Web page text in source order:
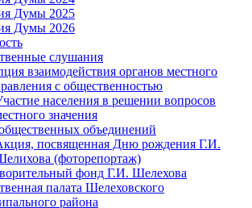
Думы 2025
Думы 2026
слушания
взаимодействия органов местного
с общественностью
населения в решении вопросов
значения
объединений
посвященная Дню рождения Г.И.
(фоторепортаж)
фонд Г.И. Шелехова
палата Шелеховского
района